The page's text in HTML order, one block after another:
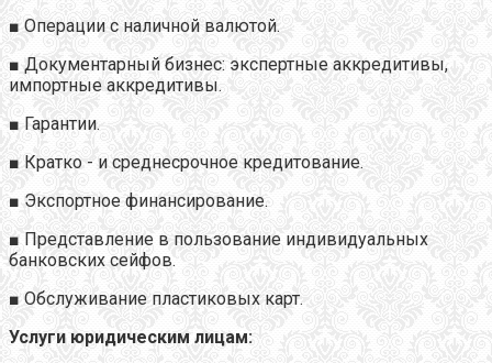
■ Операции с наличной валютой.
■ Документарный бизнес: экспертные аккредитивы,
импортные аккредитивы.
■ Гарантии.
■ Кратко - и среднесрочное кредитование.
■ Экспортное финансирование.
■ Представление в пользование индивидуальных
банковских сейфов.
■ Обслуживание пластиковых карт.
Услуги юридическим лицам: